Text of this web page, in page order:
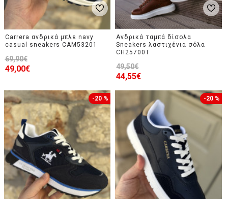
Carrera ανδρικά μπλε navy
casual sneakers CAM53201
49,00€
69,90€
Ανδρικά ταμπά δίσολα
Sneakers λαστιχένια σόλα
CH25700T
44,55€
49,50€
-20 % -20 %